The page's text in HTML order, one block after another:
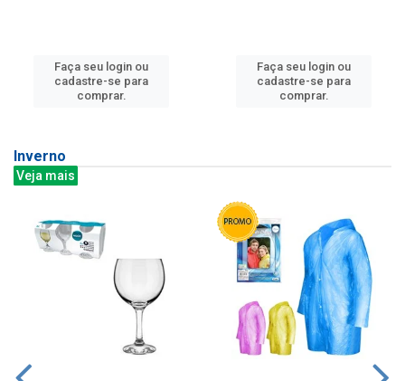
Faça seu login ou
cadastre-se para
comprar.
Faça seu login ou
cadastre-se para
comprar.
Inverno
Veja mais